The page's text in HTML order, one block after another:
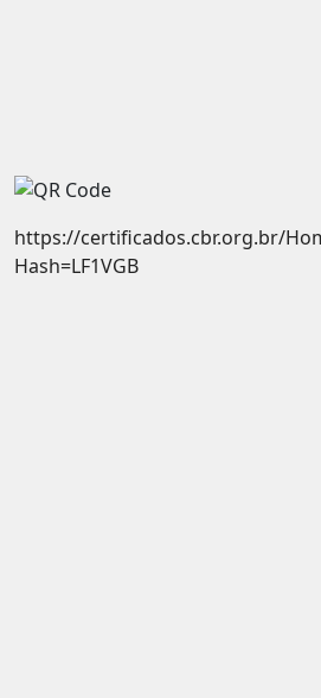
https://certificados.cbr.org.br/
Hash=LF1VGB